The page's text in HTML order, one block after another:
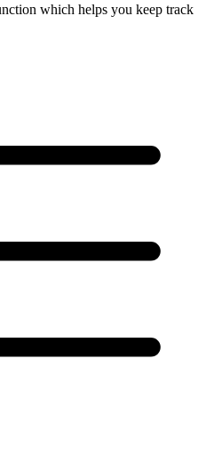
which helps you keep track